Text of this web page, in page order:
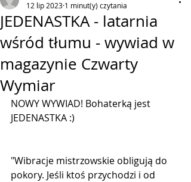
JEDENASTKA - latarnia
wśród tłumu - wywiad w
magazynie Czwarty
Wymiar
12 lip 2023 1 minut(y) czytania
NOWY WYWIAD! Bohaterką jest
JEDENASTKA :)
"Wibracje mistrzowskie obligują do
pokory. Jeśli ktoś przychodzi i od